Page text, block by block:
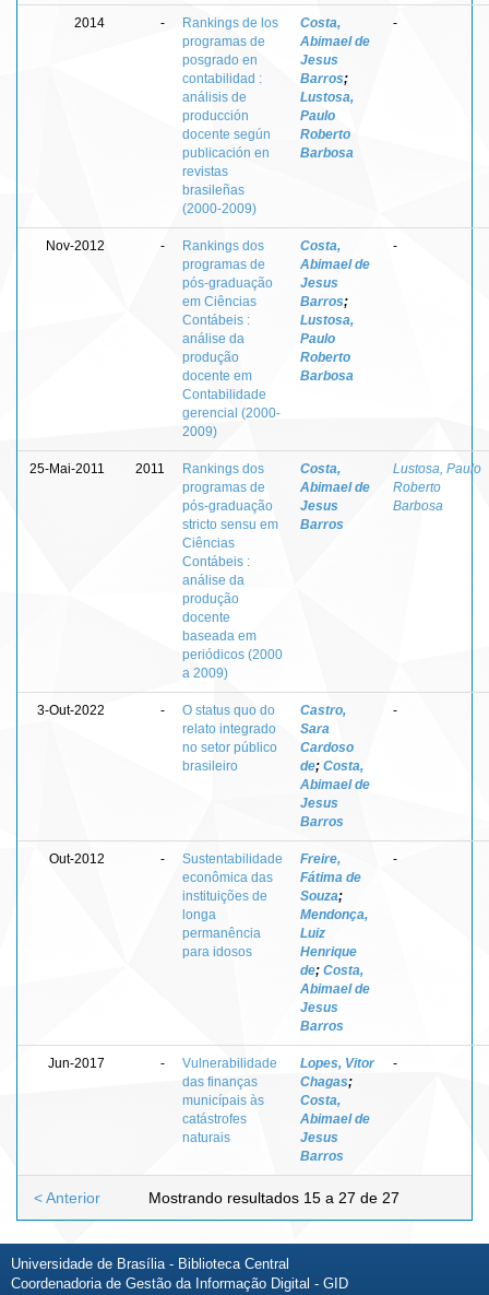
2014 -
Rankings de los
programas de
posgrado en
contabilidad :
análisis de
producción
docente según
publicación en
revistas
brasileñas
(2000-2009)
Costa,
Abimael de
Jesus
Barros;
Lustosa,
Paulo
Roberto
Barbosa
-
Nov-2012 -
Rankings dos
programas de
pós-graduação
em Ciências
Contábeis :
análise da
produção
docente em
Contabilidade
gerencial (2000-
2009)
Costa,
Abimael de
Jesus
Barros;
Lustosa,
Paulo
Roberto
Barbosa
-
25-Mai-2011 2011
Rankings dos
programas de
pós-graduação
stricto sensu em
Ciências
Contábeis :
análise da
produção
docente
baseada em
periódicos (2000
a 2009)
Costa,
Abimael de
Jesus
Barros
Lustosa, Paulo
Roberto
Barbosa
3-Out-2022 -
O status quo do
relato integrado
no setor público
brasileiro
Castro,
Sara
Cardoso
de; Costa,
Abimael de
Jesus
Barros
-
Out-2012 -
Sustentabilidade
econômica das
instituições de
longa
permanência
para idosos
Freire,
Fátima de
Souza;
Mendonça,
Luiz
Henrique
de; Costa,
Abimael de
Jesus
Barros
-
Jun-2017 -
Vulnerabilidade
das finanças
municípais às
catástrofes
naturais
Lopes, Vitor
Chagas;
Costa,
Abimael de
Jesus
Barros
-
Mostrando resultados 15 a 27 de 27
< Anterior
Universidade de Brasília - Biblioteca Central
Coordenadoria de Gestão da Informação Digital - GID